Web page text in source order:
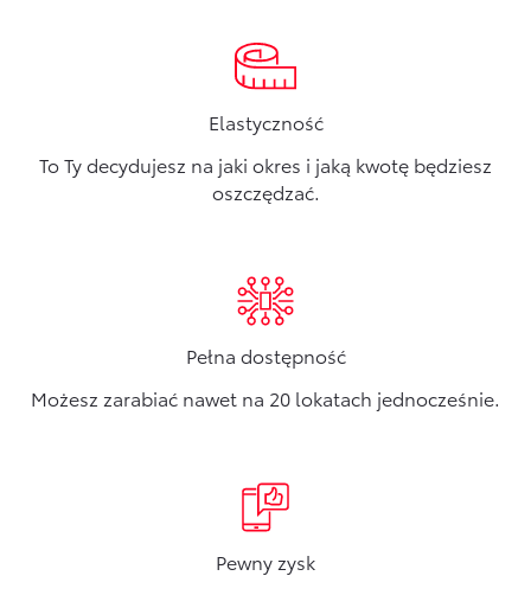
Elastyczność
To Ty decydujesz na jaki okres i jaką kwotę będziesz
oszczędzać.
Pełna dostępność
Możesz zarabiać nawet na 20 lokatach jednocześnie.
Pewny zysk